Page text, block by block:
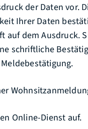
der Daten vor.
Ihrer Daten
auf dem Ausdruck.
schriftliche
Online-Dienst auf.